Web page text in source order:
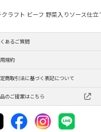
ラフト ビーフ 野菜入りソース仕立
あるご質問
規約
商取引法に基づく表記について
のご提案はこちら